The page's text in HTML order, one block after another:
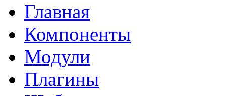
Главная
Компоненты
Модули
Плагины